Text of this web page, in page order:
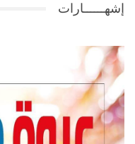
إشهــــــارات